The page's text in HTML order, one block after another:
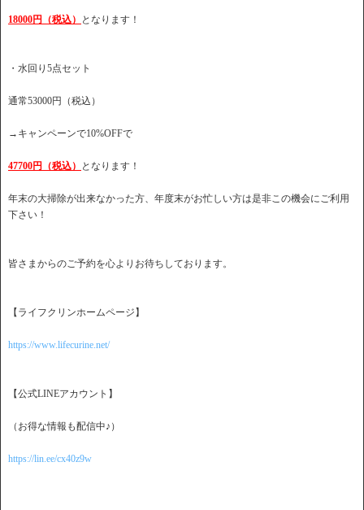
18000円（税込） となります！
・水回り5点セット
通常53000円（税込）
→キャンペーンで10%OFFで
47700円（税込） となります！
年末の大掃除が出来なかった方、年度末がお忙しい方は是非この機会にご利用
下さい！
皆さまからのご予約を心よりお待ちしております。
【ライフクリンホームページ】
https://www.lifecurine.net/
【公式LINEアカウント】
（お得な情報も配信中♪）
https://lin.ee/cx40z9w